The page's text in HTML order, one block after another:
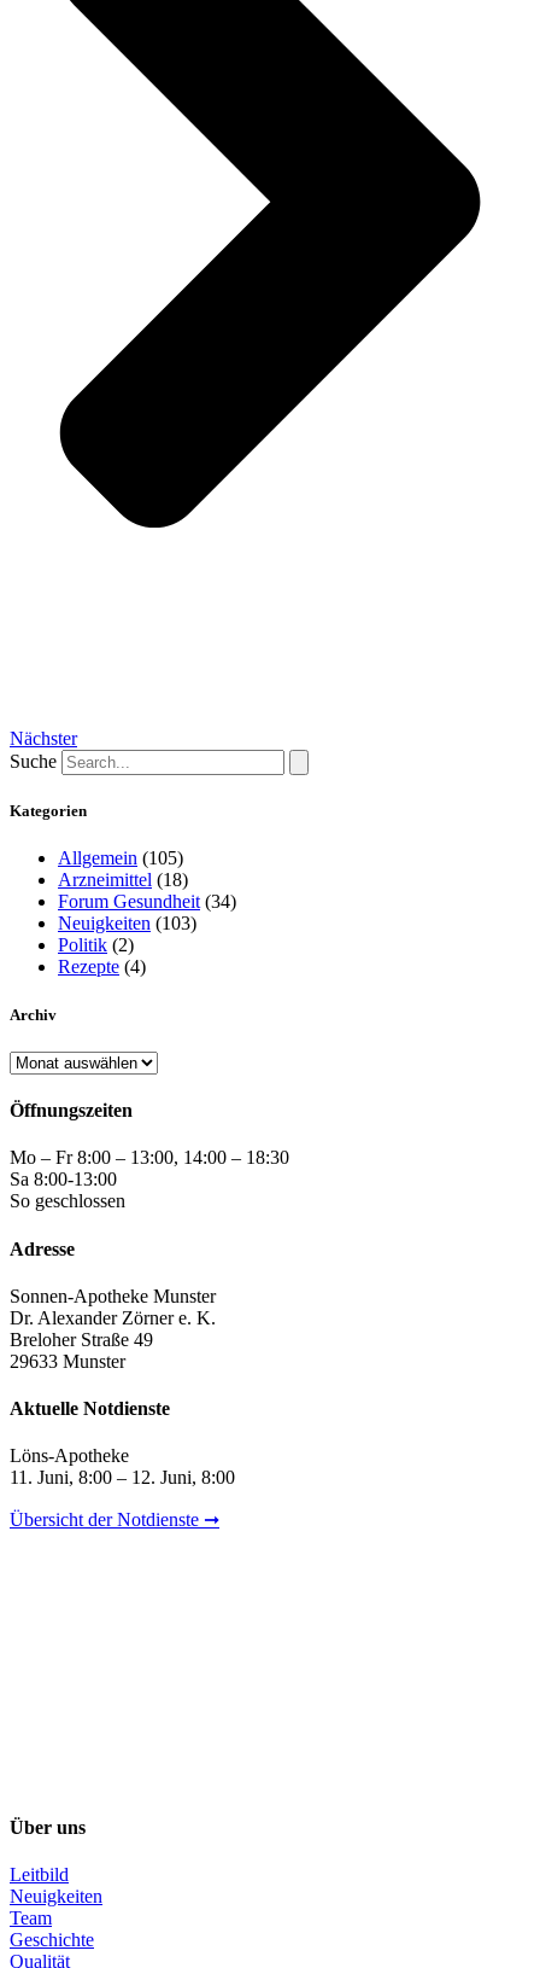
Nächster
Suche
Kategorien
Allgemein (105)
Arzneimittel (18)
Forum Gesundheit(34)
Neuigkeiten (103)
Politik (2)
Rezepte (4)
Archiv
Archiv
Öffnungszeiten
Mo – Fr 8:00 – 13:00, 14:00 – 18:30
Sa 8:00-13:00
So geschlossen
Adresse
Sonnen-Apotheke Munster
Dr. Alexander Zörner e. K.
Breloher Straße 49
29633 Munster
Aktuelle Notdienste
Löns-Apotheke
11. Juni, 8:00 – 12. Juni, 8:00
Übersicht der Notdienste ➞
Über uns
Leitbild
Neuigkeiten
Team
Geschichte
Qualität